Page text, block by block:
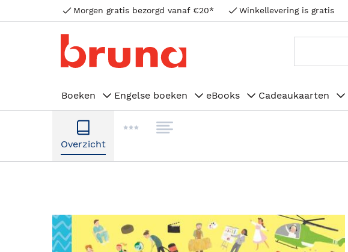
Morgen gratis bezorgd vanaf €20* Winkellevering is gratis
Boeken Engelse boeken eBooks Cadeaukaarten
Overzicht